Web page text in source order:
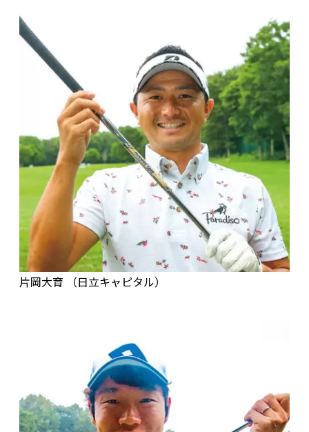
片岡大育 （日立キャピタル）